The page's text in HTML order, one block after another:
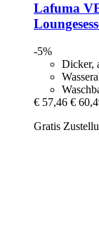
Lafuma
-5%
Dicker,
€ 57,46 €
Gratis